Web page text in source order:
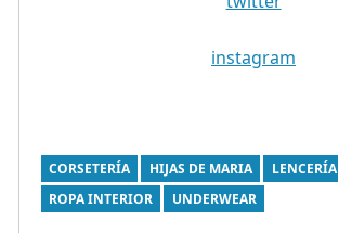
instagram
CORSETERÍA HIJAS DE MARIA LENCERÍA
ROPA INTERIOR
UNDERWEAR